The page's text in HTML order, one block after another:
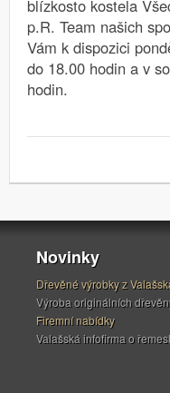
blízkosto kostela
p.R. Team našich
Vám k dispozici
do 18.00 hodin a v
hodin.
Novinky
Dřevěné výrobky z
Výroba originálních
Firemní nabídky
Valašská infofirma o